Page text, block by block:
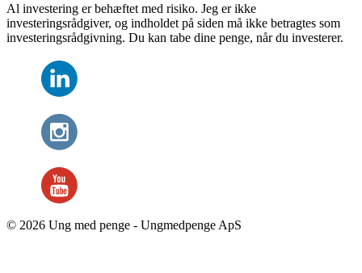
Al investering er behæftet med risiko. Jeg er ikke
investeringsrådgiver, og indholdet på siden må ikke betragtes som
investeringsrådgivning. Du kan tabe dine penge, når du investerer.
© 2026 Ung med penge - Ungmedpenge ApS